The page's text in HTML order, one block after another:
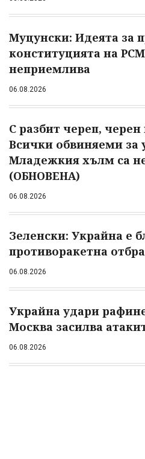
Муцунски: Идеята за
конституцията на
неприемлива
06.08.2026
С разбит череп, черен
Всички обвиняеми за
Младежкия хълм са
(ОБНОВЕНА)
06.08.2026
Зеленски: Украйна е
противоракетна
06.08.2026
Украйна удари
Москва засилва
06.08.2026